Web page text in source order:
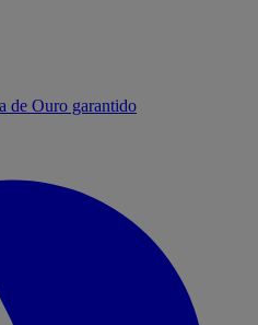
de Ouro garantido